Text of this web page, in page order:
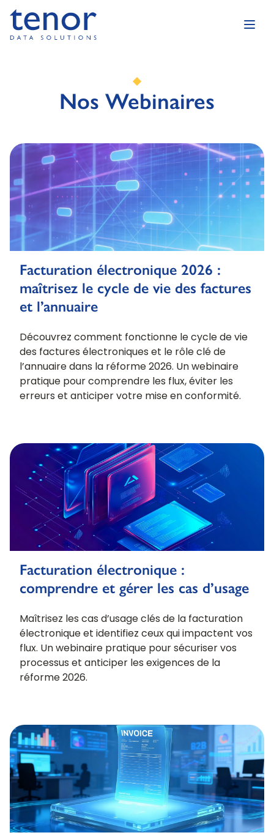
Nos Webinaires
Facturation électronique 2026 :
maîtrisez le cycle de vie des factures
et l’annuaire
Découvrez comment fonctionne le cycle de vie
des factures électroniques et le rôle clé de
l’annuaire dans la réforme 2026. Un webinaire
pratique pour comprendre les flux, éviter les
erreurs et anticiper votre mise en conformité.
Facturation électronique :
comprendre et gérer les cas d’usage
Maîtrisez les cas d’usage clés de la facturation
électronique et identifiez ceux qui impactent vos
flux. Un webinaire pratique pour sécuriser vos
processus et anticiper les exigences de la
réforme 2026.